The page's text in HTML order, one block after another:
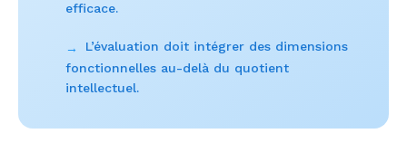
efficace.
→
L’évaluation doit intégrer des dimensions
fonctionnelles au-delà du quotient
intellectuel.